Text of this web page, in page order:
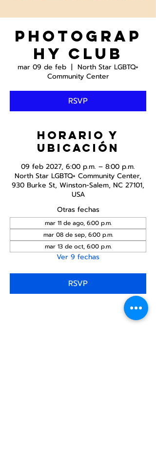
Photograp
hy Club
mar 09 de feb
  |
North Star LGBTQ+
Community Center
RSVP
Horario y
ubicación
09 feb 2027, 6:00 p.m. – 8:00 p.m.
North Star LGBTQ+ Community Center,
930 Burke St, Winston-Salem, NC 27101,
USA
Otras fechas
mar 11 de ago, 6:00 p.m.
mar 08 de sep, 6:00 p.m.
mar 13 de oct, 6:00 p.m.
Ver 9 fechas
RSVP